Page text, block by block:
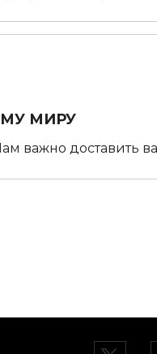
МИРУ
важно доставить